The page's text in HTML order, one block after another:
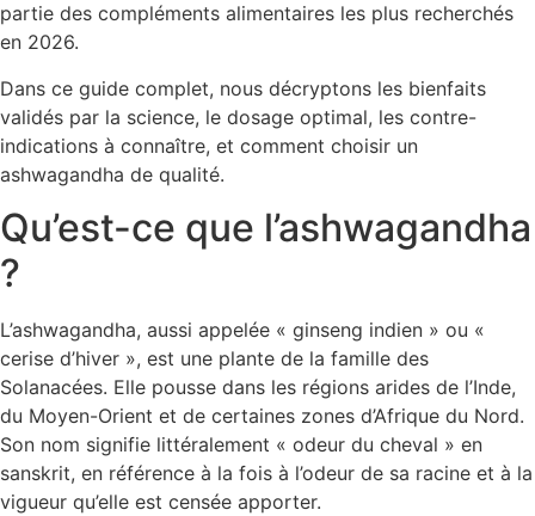
partie des compléments alimentaires les plus recherchés
en 2026.
Dans ce guide complet, nous décryptons les bienfaits
validés par la science, le dosage optimal, les contre-
indications à connaître, et comment choisir un
ashwagandha de qualité.
Qu’est-ce que l’ashwagandha
?
L’ashwagandha, aussi appelée « ginseng indien » ou «
cerise d’hiver », est une plante de la famille des
Solanacées. Elle pousse dans les régions arides de l’Inde,
du Moyen-Orient et de certaines zones d’Afrique du Nord.
Son nom signifie littéralement « odeur du cheval » en
sanskrit, en référence à la fois à l’odeur de sa racine et à la
vigueur qu’elle est censée apporter.